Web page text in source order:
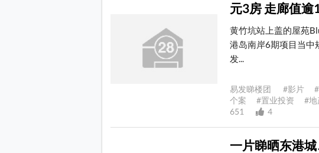
元3房 走廊值逾
黄竹坑站上盖的屋苑
港岛南岸6期项目当中
发...
易发睇楼团 #影片
个案 #置业投资 #
651
4
一片睇晒东港